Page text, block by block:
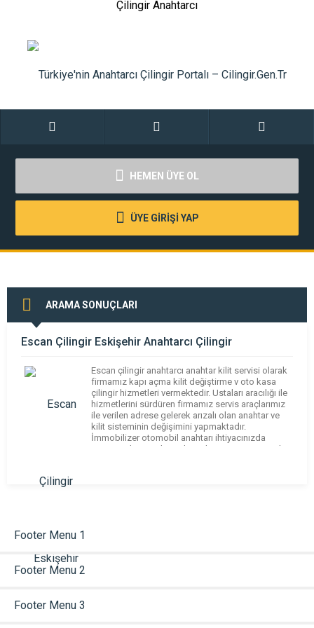
Çilingir Anahtarcı
HEMEN ÜYE OL
ÜYE GİRİŞİ YAP
ARAMA SONUÇLARI
Escan Çilingir Eskişehir Anahtarcı Çilingir
Escan çilingir anahtarcı anahtar kilit servisi olarak
firmamız kapı açma kilit değiştirme v oto kasa
çilingir hizmetleri vermektedir. Ustaları aracılığı ile
hizmetlerini sürdüren firmamız servis araçlarımız
ile verilen adrese gelerek arızalı olan anahtar ve
kilit sisteminin değişimini yapmaktadır.
İmmobilizer otomobil anahtarı ihtiyacınızda
aracınıza kapı ve kontak anahtarı temini yaparak
Footer Menu 1
Footer Menu 2
Footer Menu 3